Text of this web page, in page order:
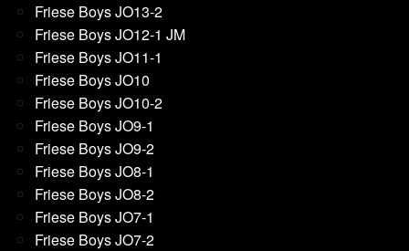
Friese Boys JO13-2
Friese Boys JO12-1 JM
Friese Boys JO11-1
Friese Boys JO10
Friese Boys JO10-2
Friese Boys JO9-1
Friese Boys JO9-2
Friese Boys JO8-1
Friese Boys JO8-2
Friese Boys JO7-1
Friese Boys JO7-2